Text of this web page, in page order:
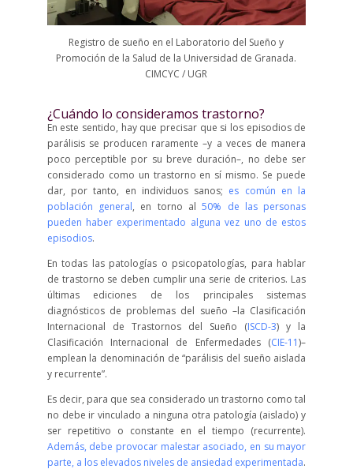
Registro de sueño en el Laboratorio del Sueño y
Promoción de la Salud de la Universidad de Granada.
CIMCYC / UGR
¿Cuándo lo consideramos trastorno?
En este sentido, hay que precisar que si los episodios de
parálisis se producen raramente –y a veces de manera
poco perceptible por su breve duración–, no debe ser
considerado como un trastorno en sí mismo. Se puede
dar, por tanto, en individuos sanos; es común en la
población general, en torno al50% de las personas
pueden haber experimentado alguna vez uno de estos
episodios.
En todas las patologías o psicopatologías, para hablar
de trastorno se deben cumplir una serie de criterios. Las
últimas ediciones de los principales sistemas
diagnósticos de problemas del sueño –la Clasificación
Internacional de Trastornos del Sueño (ISCD-3) y la
Clasificación Internacional de Enfermedades (CIE-11)–
emplean la denominación de “parálisis del sueño aislada
y recurrente”.
Es decir, para que sea considerado un trastorno como tal
no debe ir vinculado a ninguna otra patología (aislado) y
ser repetitivo o constante en el tiempo (recurrente).
Además, debe provocar malestar asociado, en su mayor
parte, a los elevados niveles de ansiedad experimentada.